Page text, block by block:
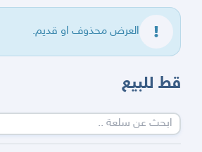
العرض محذوف او قديم.
قط للبيع